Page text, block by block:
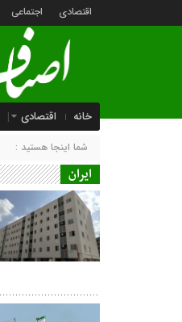
اقتصادی اجتماعی
خانه اقتصادی
شما اینجا هستید :
ایران
18 شهریور 1404